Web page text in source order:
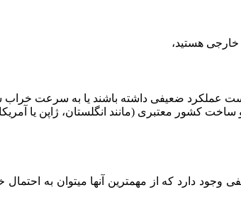
خارجی هستید،
عملکرد ضعیفی داشته باشند یا به سرعت خراب
کشور معتبری (مانند انگلستان، ژاپن یا
دارد که از مهمترین آنها میتوان به